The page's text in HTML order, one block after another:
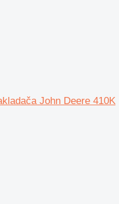
John Deere 410K